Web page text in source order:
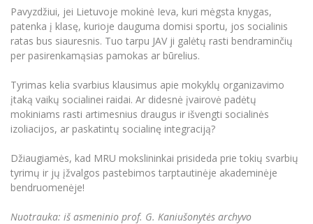
Studentams
Darbuotojams
Partnerystės
Azijos centras
Vilniaus Karaliaus Sedžiongo institutas
Darbuotojams
Partnerystės
Azijos centras
Vilniaus Karaliaus Sedžiongo institutas
Frankofoniškų šalių studijų centras
Privatumo politika
Negalia ir individualieji poreikiai
Parama Ukrainai
Civilinė sauga
Korupcijos prevencija
Studijų Moodle (studijų vykdymui)
Darbuotojų Moodle (kompetencijų tobulinimui)
Studijų tvarkaraštis
Informacinė sistema "Studijos"
Darbuotojų elektroninis paštas
Daugiafaktorinė autentifikacija universiteto
darbuotojams (MFA)
Mokslininkų profiliai "CRIS"
Bendruomenės gerovė
Darbuotojų kvalifikacijos kėlimas
MRU norminių teisės aktų duomenų bazė
Pavyzdžiui, jei Lietuvoje mokinė Ieva, kuri mėgsta knygas,
patenka į klasę, kurioje dauguma domisi sportu, jos socialinis
ratas bus siauresnis. Tuo tarpu JAV ji galėtų rasti bendraminčių
per pasirenkamąsias pamokas ar būrelius.
Tyrimas kelia svarbius klausimus apie mokyklų organizavimo
įtaką vaikų socialinei raidai. Ar didesnė įvairovė padėtų
mokiniams rasti artimesnius draugus ir išvengti socialinės
izoliacijos, ar paskatintų socialinę integraciją?
Džiaugiamės, kad MRU mokslininkai prisideda prie tokių svarbių
tyrimų ir jų įžvalgos pastebimos tarptautinėje akademinėje
bendruomenėje!
Nuotrauka: iš asmeninio prof. G. Kaniušonytės archyvo